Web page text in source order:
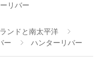
リバー
ンドと南太平洋
ー ハンターリバー